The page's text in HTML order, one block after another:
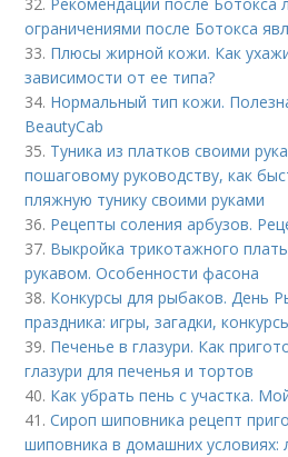
ограничениями после Ботокса
33. Плюсы жирной кожи. Как
зависимости от ее типа?
34. Нормальный тип кожи.
BeautyCab
35. Туника из платков своими
пошаговому руководству, как
пляжную тунику своими руками
36. Рецепты соления арбузов.
37. Выкройка трикотажного
рукавом. Особенности фасона
38. Конкурсы для рыбаков. День
праздника: игры, загадки,
39. Печенье в глазури. Как
глазури для печенья и тортов
40. Как убрать пень с участка.
41.Сироп шиповника рецепт
шиповника в домашних условиях: